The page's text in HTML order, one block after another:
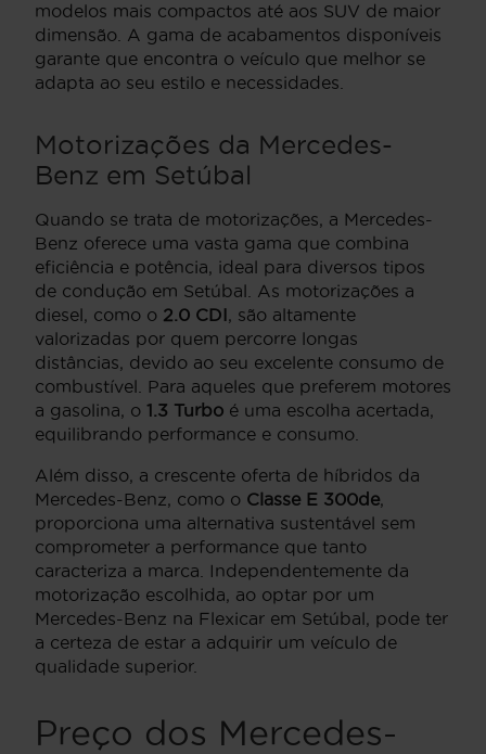
modelos mais compactos até aos SUV de maior
dimensão. A gama de acabamentos disponíveis
garante que encontra o veículo que melhor se
adapta ao seu estilo e necessidades.
Motorizações da Mercedes-
Benz em Setúbal
Quando se trata de motorizações, a Mercedes-
Benz oferece uma vasta gama que combina
eficiência e potência, ideal para diversos tipos
de condução em Setúbal. As motorizações a
diesel, como o 2.0 CDI, são altamente
valorizadas por quem percorre longas
distâncias, devido ao seu excelente consumo de
combustível. Para aqueles que preferem motores
a gasolina, o 1.3 Turbo é uma escolha acertada,
equilibrando performance e consumo.
Além disso, a crescente oferta de híbridos da
Mercedes-Benz, como o Classe E 300de,
proporciona uma alternativa sustentável sem
comprometer a performance que tanto
caracteriza a marca. Independentemente da
motorização escolhida, ao optar por um
Mercedes-Benz na Flexicar em Setúbal, pode ter
a certeza de estar a adquirir um veículo de
qualidade superior.
Preço dos Mercedes-